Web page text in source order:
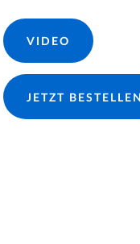
VIDEO
JETZT BESTELLEN